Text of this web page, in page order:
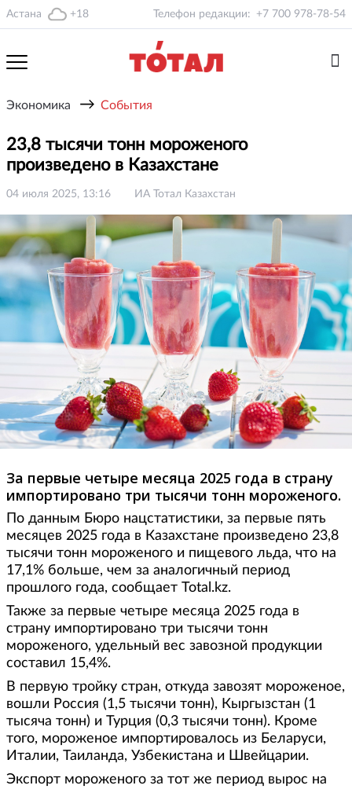
Астана +18 Телефон редакции: +7 700 978-78-54
Экономика → События
23,8 тысячи тонн мороженого
произведено в Казахстане
04 июля 2025, 13:16 ИА Тотал Казахстан
За первые четыре месяца 2025 года в страну
импортировано три тысячи тонн мороженого.
По данным Бюро нацстатистики, за первые пять
месяцев 2025 года в Казахстане произведено 23,8
тысячи тонн мороженого и пищевого льда, что на
17,1% больше, чем за аналогичный период
прошлого года, сообщает Total.kz.
Также за первые четыре месяца 2025 года в
страну импортировано три тысячи тонн
мороженого, удельный вес завозной продукции
составил 15,4%.
В первую тройку стран, откуда завозят мороженое,
вошли Россия (1,5 тысячи тонн), Кыргызстан (1
тысяча тонн) и Турция (0,3 тысячи тонн). Кроме
того, мороженое импортировалось из Беларуси,
Италии, Таиланда, Узбекистана и Швейцарии.
Экспорт мороженого за тот же период вырос на